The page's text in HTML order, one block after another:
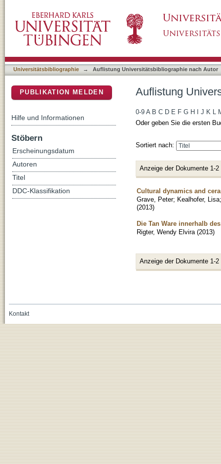
Universitätsbibliographie → Auflistung Universitätsbibliographie nach Autor
Auflistung
0-9 A B C D E F G H J K L
Oder geben Sie die ersten
Sortiert nach:
Anzeige der Dokumente 1-2
Cultural dynamics and
Grave, Peter; Kealhofer, Lisa
(2013)
Die Tan Ware innerhalb
Rigter, Wendy Elvira (2013)
Anzeige der Dokumente 1-2
PUBLIKATION MELDEN
Hilfe und Informationen
Stöbern
Erscheinungsdatum
Autoren
Titel
DDC-Klassifikation
Kontakt